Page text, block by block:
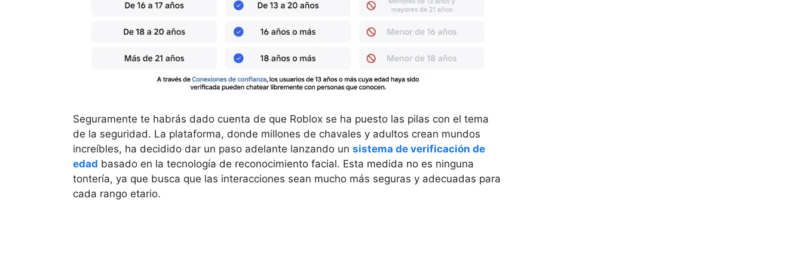
Seguramente te habrás dado cuenta de que Roblox se ha puesto las pilas con el tema
de la seguridad. La plataforma, donde millones de chavales y adultos crean mundos
increíbles, ha decidido dar un paso adelante lanzando un sistema de verificación de
edad basado en la tecnología de reconocimiento facial. Esta medida no es ninguna
tontería, ya que busca que las interacciones sean mucho más seguras y adecuadas para
cada rango etario.